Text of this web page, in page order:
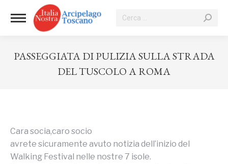
Cerca:
PASSEGGIATA DI PULIZIA SULLA STRADA
DEL TUSCOLO A ROMA
Cara socia,caro socio
avrete sicuramente avuto notizia dell’inizio del
Walking Festival nelle nostre 7 isole.